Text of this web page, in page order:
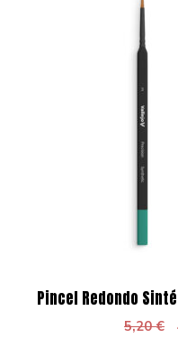
Pincel Redondo
5,20€